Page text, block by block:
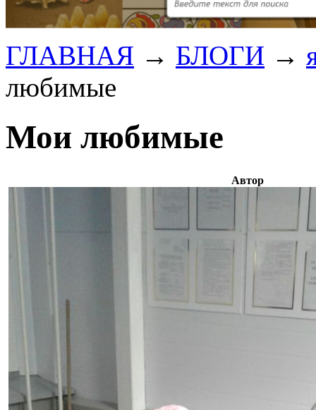
ГЛАВНАЯ → БЛОГИ →
любимые
Мои любимые
Автор